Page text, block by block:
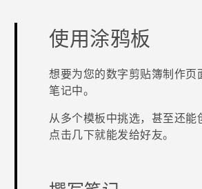
使用涂鸦板
想要为您的数字剪贴簿制作页
笔记中。
从多个模板中挑选，甚至还
点击几下就能发给好友。